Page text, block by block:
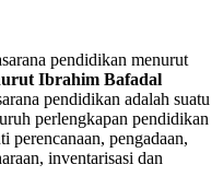
pendidikan menurut
Ibrahim Bafadal
pendidikan adalah suatu
perlengkapan pendidikan
perencanaan, pengadaan,
inventarisasi dan